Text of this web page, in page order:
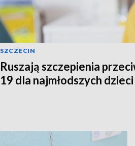
SZCZECIN
Ruszają szczepienia
19 dla najmłodszych dzieci